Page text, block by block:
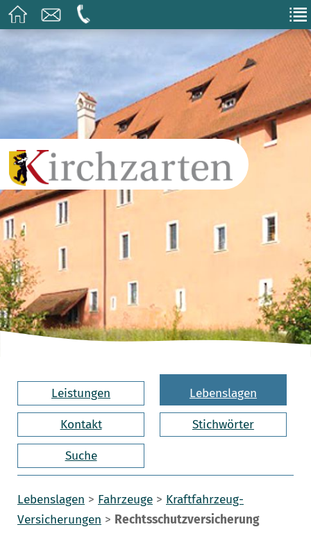
Leistungen Lebenslagen
Kontakt Stichwörter
Suche
Lebenslagen > Fahrzeuge > Kraftfahrzeug-
Versicherungen > Rechtsschutzversicherung